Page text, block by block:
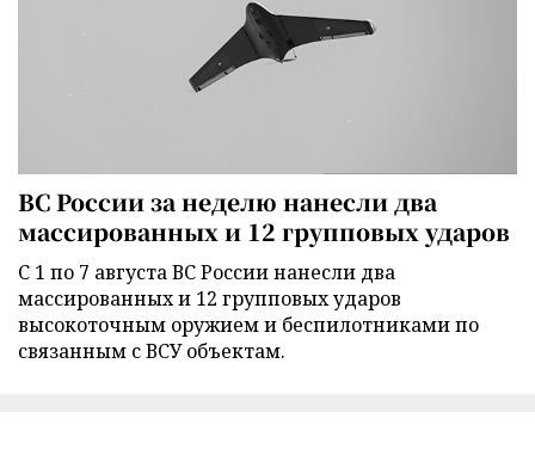
ВС России за неделю нанесли два
массированных и 12 групповых ударов
С 1 по 7 августа ВС России нанесли два
массированных и 12 групповых ударов
высокоточным оружием и беспилотниками по
связанным с ВСУ объектам.